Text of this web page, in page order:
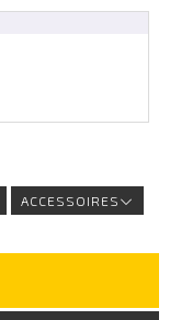
ACCESSOIRES